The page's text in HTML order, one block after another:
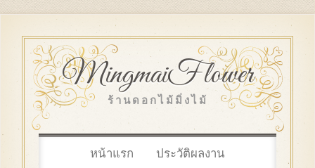
MingmaiFlower
ร้านดอกไม้มิ่งไม้
หน้าแรก
ประวัติผลงาน